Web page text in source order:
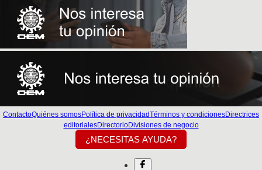
ContactoQuiénes somosPolítica de privacidadTérminos y condicionesDirectrices
editorialesDirectorioDivisiones de negocio
¿NECESITAS AYUDA?